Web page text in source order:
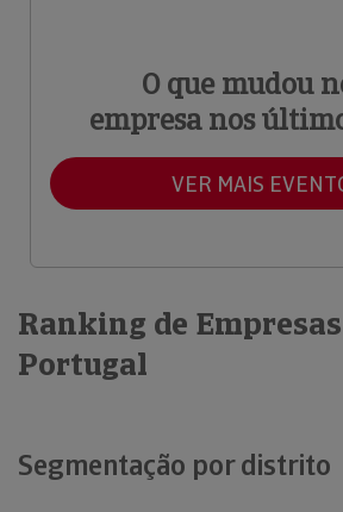
O que mudou
empresa nos
VER MAIS
Ranking de
Portugal
Segmentação por distrito